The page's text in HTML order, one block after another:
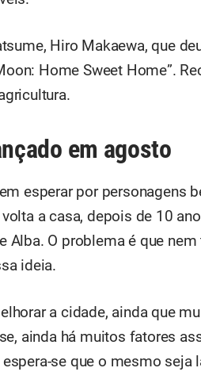
Hiro Makaewa, que
Home Sweet Home”.
em agosto
esperar por personagens
a casa, depois de 10
Alba. O problema é que
ideia.
a cidade, ainda que
ainda há muitos fatores
se que o mesmo seja